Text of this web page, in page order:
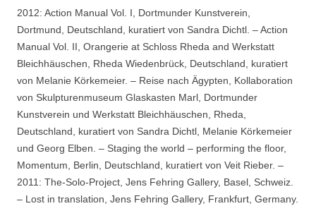
2012: Action Manual Vol. I, Dortmunder Kunstverein,
Dortmund, Deutschland, kuratiert von Sandra Dichtl. – Action
Manual Vol. II, Orangerie at Schloss Rheda and Werkstatt
Bleichhäuschen, Rheda Wiedenbrück, Deutschland, kuratiert
von Melanie Körkemeier. – Reise nach Ägypten, Kollaboration
von Skulpturenmuseum Glaskasten Marl, Dortmunder
Kunstverein und Werkstatt Bleichhäuschen, Rheda,
Deutschland, kuratiert von Sandra Dichtl, Melanie Körkemeier
und Georg Elben. – Staging the world – performing the floor,
Momentum, Berlin, Deutschland, kuratiert von Veit Rieber. –
2011: The-Solo-Project, Jens Fehring Gallery, Basel, Schweiz.
– Lost in translation, Jens Fehring Gallery, Frankfurt, Germany.